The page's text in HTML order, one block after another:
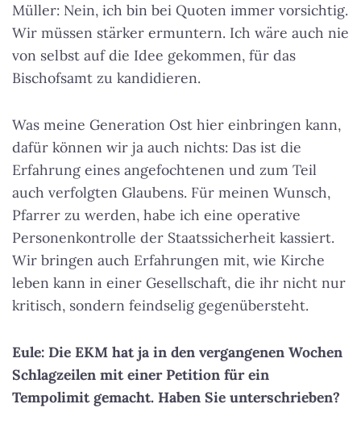
Müller: Nein, ich bin bei Quoten immer vorsichtig.
Wir müssen stärker ermuntern. Ich wäre auch nie
von selbst auf die Idee gekommen, für das
Bischofsamt zu kandidieren.
Was meine Generation Ost hier einbringen kann,
dafür können wir ja auch nichts: Das ist die
Erfahrung eines angefochtenen und zum Teil
auch verfolgten Glaubens. Für meinen Wunsch,
Pfarrer zu werden, habe ich eine operative
Personenkontrolle der Staatssicherheit kassiert.
Wir bringen auch Erfahrungen mit, wie Kirche
leben kann in einer Gesellschaft, die ihr nicht nur
kritisch, sondern feindselig gegenübersteht.
Eule: Die EKM hat ja in den vergangenen Wochen
Schlagzeilen mit einer Petition für ein
Tempolimit gemacht. Haben Sie unterschrieben?